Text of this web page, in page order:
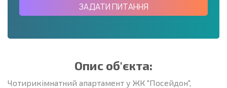
ЗАДАТИ ПИТАННЯ
Опис об'єкта:
Чотирикімнатний апартамент у ЖК "Посейдон",